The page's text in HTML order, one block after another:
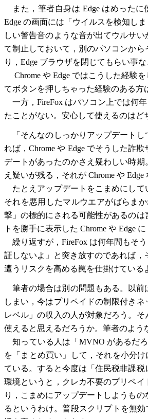
また，筆者自身は Edge はめったに
Edge の画面には「ウイルスを検知し
しい警告音のような音が出てウルサ
て制止しておいて，別のパソコンか
り，Edge ブラウザを閉じてもらい事な
Chrome や Edge ではこうした経験
てボタンを押しちゃった経験のある方
一方，FireFox はパソコン上では何
たことがない。安心して使えるのはど
「そんなのしっかりアップデートし
れば，Chrome や Edge でそうした詐
デートがあったのかさえ疑わしい時
え疑いが残る，それが Chrome や Edge
たとえアップデートをこまめにして
それを悪用したマルウエアがばらま
撃」の標的にされる可能性があるの
トを勝手に表示した Chrome や Edge
繰り返すが，FireFox は何年間もそ
証しないよ」と突き放すのであれば，
遭うリスクを高める罠を仕掛けている
筆者の場合は別の問題もある。以前
しまい，今はプリペイドの制限付き
レベル」の収入の人が対象だろう。
使えると思えるだろうか。筆者のよう
知っている人は「MVNO があるだ
を「まとめ買い」して，それを小分
ている。すると今度は「住民税非課
環境というと，クレカ不要のプリペ
り，こまめにアップデートしようも
るというわけ。普段スクリプトを無